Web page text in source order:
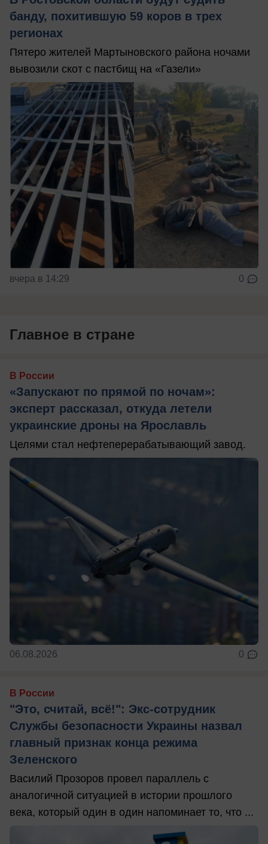
банду, похитившую 59 коров в трех
регионах
Пятеро жителей Мартыновского района ночами
вывозили скот с пастбищ на «Газели»
вчера в 14:29 0
Главное в стране
В России
«Запускают по прямой по ночам»:
эксперт рассказал, откуда летели
украинские дроны на Ярославль
Целями стал нефтеперерабатывающий завод.
06.08.2026 0
В России
"Это, считай, всё!": Экс-сотрудник
Службы безопасности Украины назвал
главный признак конца режима
Зеленского
Василий Прозоров провел параллель с
аналогичной ситуацией в истории прошлого
века, который один в один напоминает то, что ...